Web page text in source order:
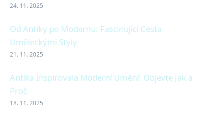
24. 11. 2025
Od Antiky po Modernu: Fascinující Cesta
Uměleckými Styly
21. 11. 2025
Antika Inspirovala Moderní Umění: Objevte Jak a
Proč
18. 11. 2025